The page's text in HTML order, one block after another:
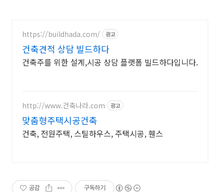
https://buildhada.com/ 광고
건축견적 상담 빌드하다
건축주를 위한 설계,시공 상담 플랫폼 빌드하다입니다.
http://www.건축나라.com 광고
맞춤형주택시공건축
건축, 전원주택, 스틸하우스, 주택시공, 휀스
공감 구독하기